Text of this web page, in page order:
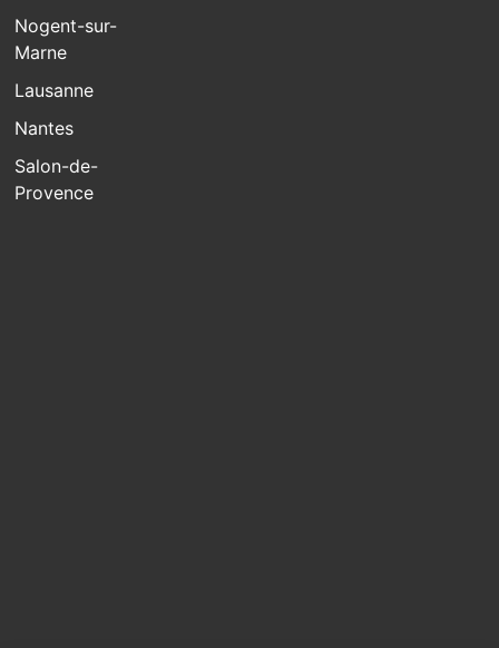
Nogent-sur-
Marne
Lausanne
Nantes
Salon-de-
Provence